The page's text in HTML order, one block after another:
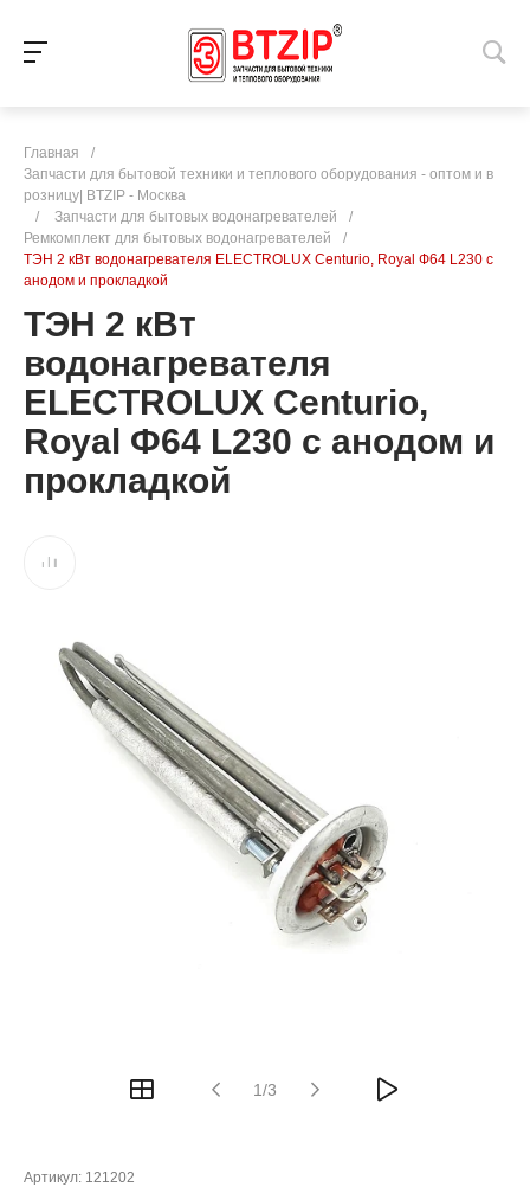
Главная
/
Запчасти для бытовой техники и теплового оборудования - оптом и в
розницу| BTZIP - Москва
/
Запчасти для бытовых водонагревателей
/
Ремкомплект для бытовых водонагревателей
/
ТЭН 2 кВт водонагревателя ELECTROLUX Centurio, Royal Ф64 L230 с
анодом и прокладкой
ТЭН 2 кВт
водонагревателя
ELECTROLUX Centurio,
Royal Ф64 L230 с анодом и
прокладкой
1/3
Артикул: 121202